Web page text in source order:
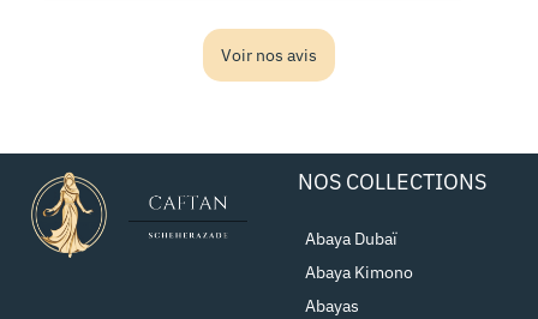
Voir nos avis
NOS COLLECTIONS
Abaya Dubaï
Abaya Kimono
Abayas